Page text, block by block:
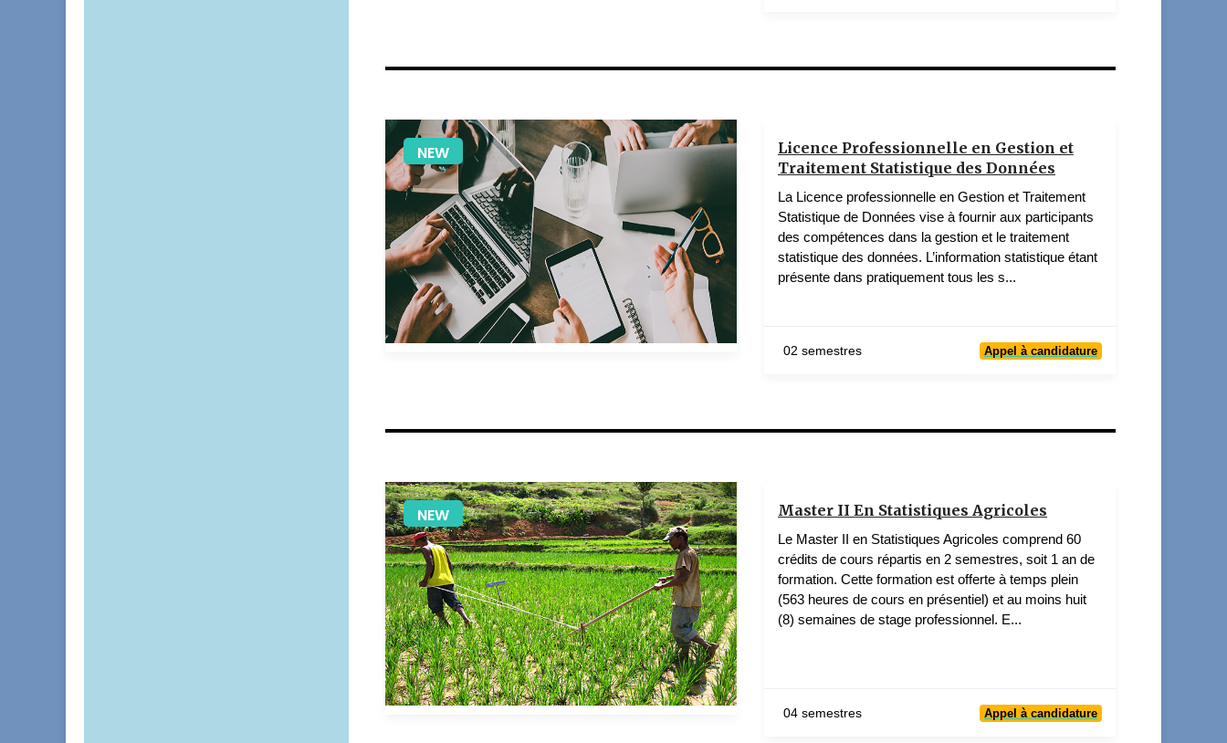
NEW
Licence Professionnelle en Gestion et
Traitement Statistique des Données
La Licence professionnelle en Gestion et Traitement
Statistique de Données vise à fournir aux participants
des compétences dans la gestion et le traitement
statistique des données. L’information statistique étant
présente dans pratiquement tous les s...
02 semestres Appel à candidature
NEW Master II En Statistiques Agricoles
Le Master II en Statistiques Agricoles comprend 60
crédits de cours répartis en 2 semestres, soit 1 an de
formation. Cette formation est offerte à temps plein
(563 heures de cours en présentiel) et au moins huit
(8) semaines de stage professionnel. E...
04 semestres Appel à candidature